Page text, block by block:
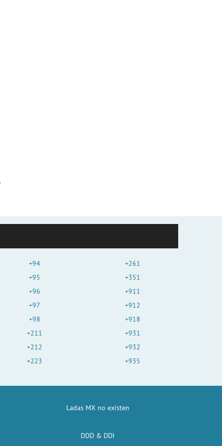
+94
+95
+96
+97
+98
+211
+212
+223
+261
+351
+911
+912
+918
+931
+932
+935
Ladas MX no existen
DDD & DDI